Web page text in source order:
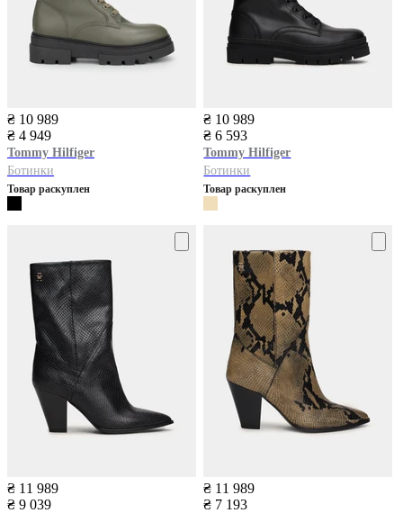
₴ 10 989
₴ 4 949
Tommy Hilfiger
Ботинки
Товар раскуплен
₴ 10 989
₴ 6 593
Tommy Hilfiger
Ботинки
Товар раскуплен
₴ 11 989
₴ 9 039
₴ 11 989
₴ 7 193